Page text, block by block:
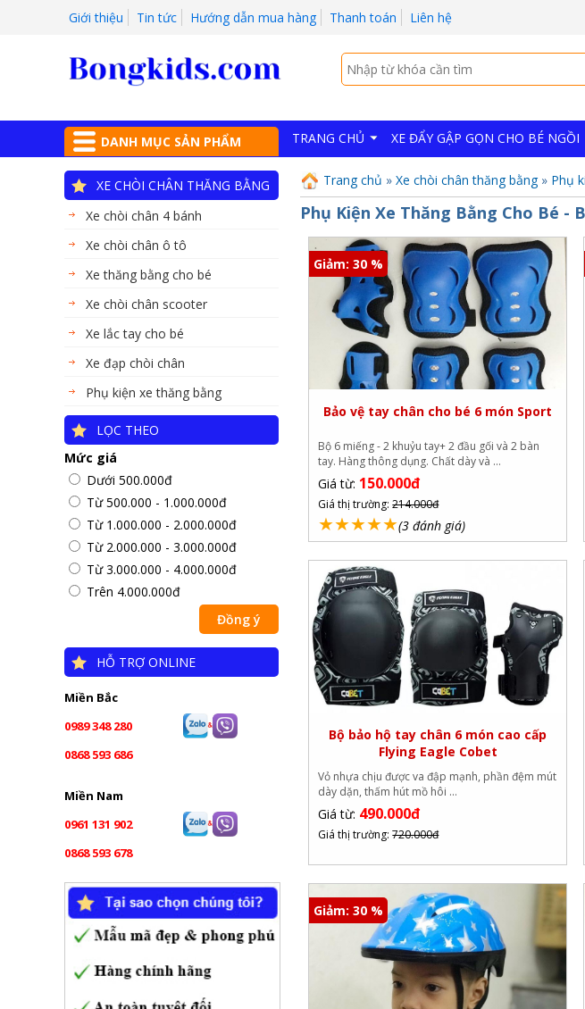
Giới thiệu Tin tức Hướng dẫn mua hàng Thanh toán Liên hệ
DANH MỤC SẢN PHẨM TRANG CHỦ XE ĐẨY GẬP GỌN CHO BÉ NGỒI
XE CHÒI CHÂN THĂNG BẰNG
Xe chòi chân 4 bánh
Xe chòi chân ô tô
Xe thăng bằng cho bé
Xe chòi chân scooter
Xe lắc tay cho bé
Xe đạp chòi chân
Phụ kiện xe thăng bằng
LỌC THEO
Mức giá
Dưới 500.000đ
Từ 500.000 - 1.000.000đ
Từ 1.000.000 - 2.000.000đ
Từ 2.000.000 - 3.000.000đ
Từ 3.000.000 - 4.000.000đ
Trên 4.000.000đ
HỖ TRỢ ONLINE
Miền Bắc
0989 348 280
0868 593 686
Miền Nam
0961 131 902
0868 593 678
Trang chủ » Xe chòi chân thăng bằng» Phụ
Phụ Kiện Xe Thăng Bằng Cho Bé -
Giảm: 30 %
Bảo vệ tay chân cho bé 6 món Sport
Bộ 6 miếng - 2 khuỷu tay+ 2 đầu gối và 2 bàn
tay. Hàng thông dụng. Chất dày và ...
Giá từ: 150.000đ
Giá thị trường:214.000đ
★★★★★(3 đánh giá)
Bộ bảo hộ tay chân 6 món cao cấp
Flying Eagle Cobet
Vỏ nhựa chịu được va đập mạnh, phần đệm mút
dày dặn, thấm hút mồ hôi ...
Giá từ: 490.000đ
Giá thị trường:720.000đ
Giảm: 30 %